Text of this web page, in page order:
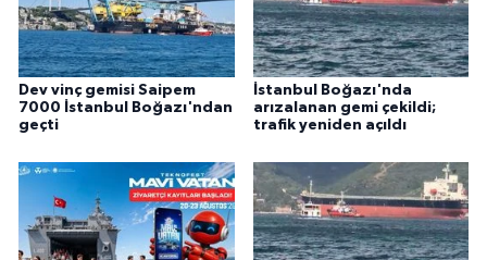
Dev vinç gemisi Saipem
7000 İstanbul Boğazı'ndan
geçti
İstanbul Boğazı'nda
arızalanan gemi çekildi;
trafik yeniden açıldı